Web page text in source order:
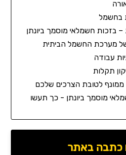
בחשמל
בזכות חשמלאי מוסמך ביונתן
של מערכת החשמל הביתית
עבודה
תקלות
ממונף לטובת הצרכים שלכם
מוסמך ביונתן - כך תעשו
כתבה באתר